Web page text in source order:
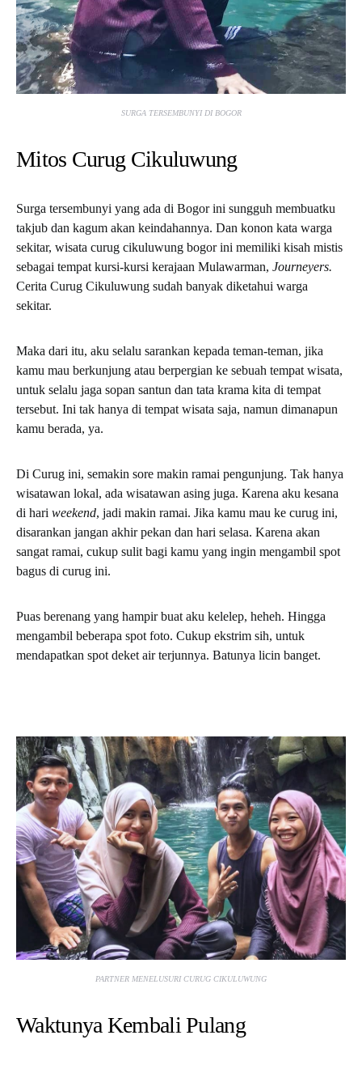
SURGA TERSEMBUNYI DI BOGOR
Mitos Curug Cikuluwung
Surga tersembunyi yang ada di Bogor ini sungguh membuatku
takjub dan kagum akan keindahannya. Dan konon kata warga
sekitar, wisata curug cikuluwung bogor ini memiliki kisah mistis
sebagai tempat kursi-kursi kerajaan Mulawarman, Journeyers.
Cerita Curug Cikuluwung sudah banyak diketahui warga
sekitar.
Maka dari itu, aku selalu sarankan kepada teman-teman, jika
kamu mau berkunjung atau berpergian ke sebuah tempat wisata,
untuk selalu jaga sopan santun dan tata krama kita di tempat
tersebut. Ini tak hanya di tempat wisata saja, namun dimanapun
kamu berada, ya.
Di Curug ini, semakin sore makin ramai pengunjung. Tak hanya
wisatawan lokal, ada wisatawan asing juga. Karena aku kesana
di hari weekend, jadi makin ramai. Jika kamu mau ke curug ini,
disarankan jangan akhir pekan dan hari selasa. Karena akan
sangat ramai, cukup sulit bagi kamu yang ingin mengambil spot
bagus di curug ini.
Puas berenang yang hampir buat aku kelelep, heheh. Hingga
mengambil beberapa spot foto. Cukup ekstrim sih, untuk
mendapatkan spot deket air terjunnya. Batunya licin banget.
PARTNER MENELUSURI CURUG CIKULUWUNG
Waktunya Kembali Pulang